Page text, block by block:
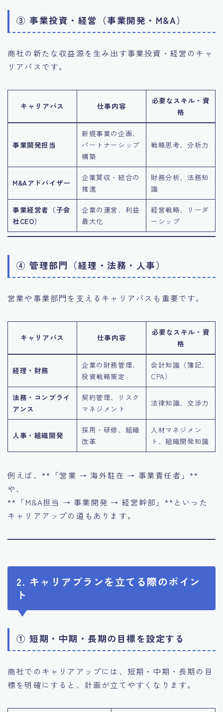
③ 事業投資・経営（事業開発・M&A）
商社の新たな収益源を生み出す事業投資・経営のキャ
リアパスです。
キャリアパス 仕事内容
必要なスキル・資
格
事業開発担当
新規事業の企画、
パートナーシップ
構築
戦略思考、分析力
M&Aアドバイザー
企業買収・統合の
推進
財務分析、法務知
識
事業経営者（子会
社CEO）
企業の運営、利益
最大化
経営戦略、リーダ
ーシップ
④ 管理部門（経理・法務・人事）
営業や事業部門を支えるキャリアパスも重要です。
キャリアパス 仕事内容
必要なスキル・資
格
経理・財務
企業の財務管理、
投資戦略策定
会計知識（簿記、
CPA）
法務・コンプライ
アンス
契約管理、リスク
マネジメント
法律知識、交渉力
人事・組織開発
採用・研修、組織
改革
人材マネジメン
ト、組織開発知識
例えば、**「営業 → 海外駐在 → 事業責任者」**
や、
**「M&A担当 → 事業開発 → 経営幹部」**といった
キャリアアップの道もあります。
2. キャリアプランを立てる際のポイン
ト
① 短期・中期・長期の目標を設定する
商社でのキャリアアップには、短期・中期・長期の目
標を明確にすると、計画が立てやすくなります。